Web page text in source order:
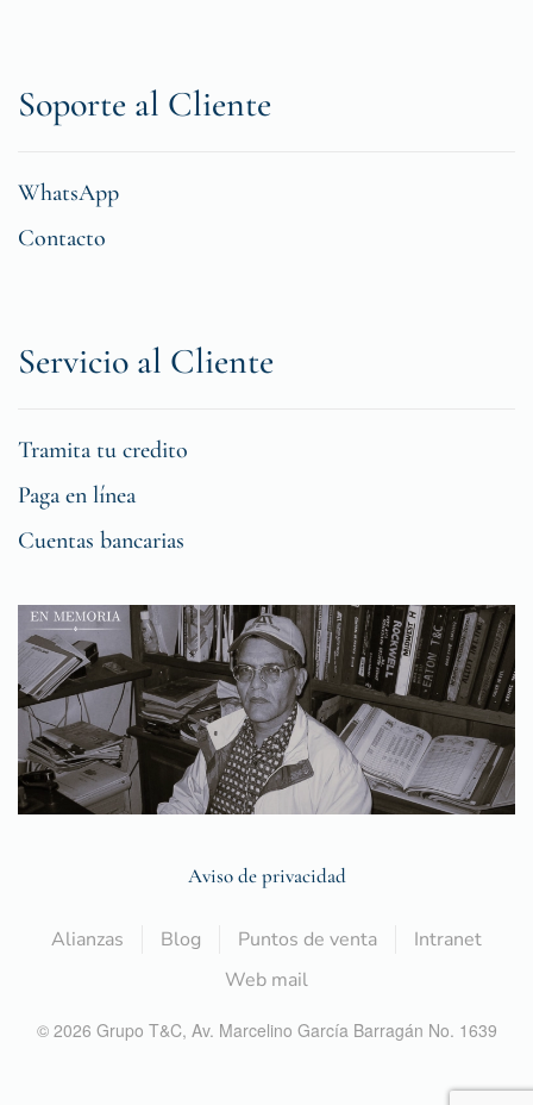
Soporte al Cliente
WhatsApp
Contacto
Servicio al Cliente
Tramita tu credito
Paga en línea
Cuentas bancarias
Aviso de privacidad
Alianzas Blog Puntos de venta
Intranet
Web mail
© 2026 Grupo T&C, Av. Marcelino García Barragán No. 1639